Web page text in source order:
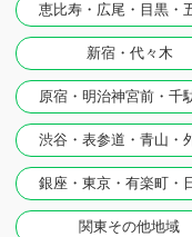
恵比寿・広尾・目黒・
新宿・代々木
原宿・明治神宮前・千
渋谷・表参道・青山・
銀座・東京・有楽町・
関東その他地域